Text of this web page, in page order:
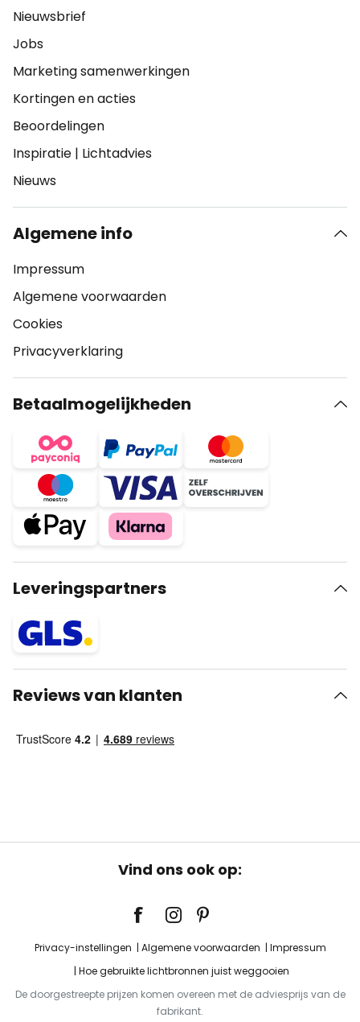
Nieuwsbrief
Jobs
Marketing samenwerkingen
Kortingen en acties
Beoordelingen
Inspiratie | Lichtadvies
Nieuws
Algemene info
Impressum
Algemene voorwaarden
Cookies
Privacyverklaring
Betaalmogelijkheden
Leveringspartners
Reviews van klanten
Vind ons ook op:
Privacy-instellingen Algemene voorwaarden
Impressum
Hoe gebruikte lichtbronnen juist weggooien
De doorgestreepte prijzen komen overeen met de adviesprijs van de
fabrikant.